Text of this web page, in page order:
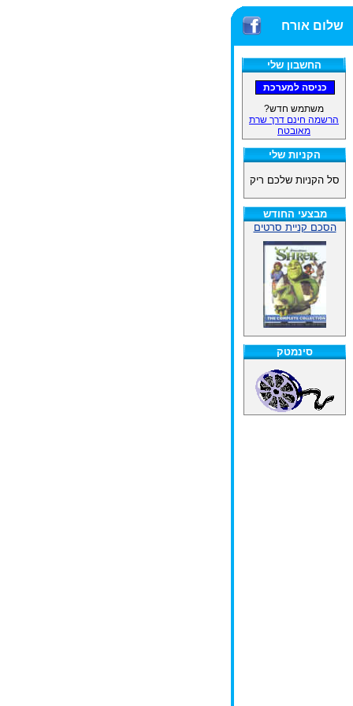
שלום אורח
החשבון שלי
משתמש חדש?
הרשמה חינם דרך שרת
מאובטח
הקניות שלי
סל הקניות שלכם ריק
מבצעי החודש
הסכם קניית סרטים
סינמטק